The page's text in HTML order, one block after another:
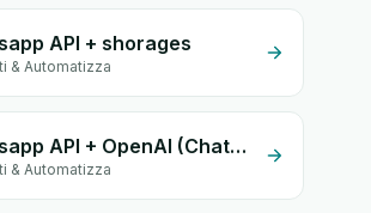
API + shorages
& Automatizza
Whatsapp API + OpenAI (ChatGPT)
& Automatizza